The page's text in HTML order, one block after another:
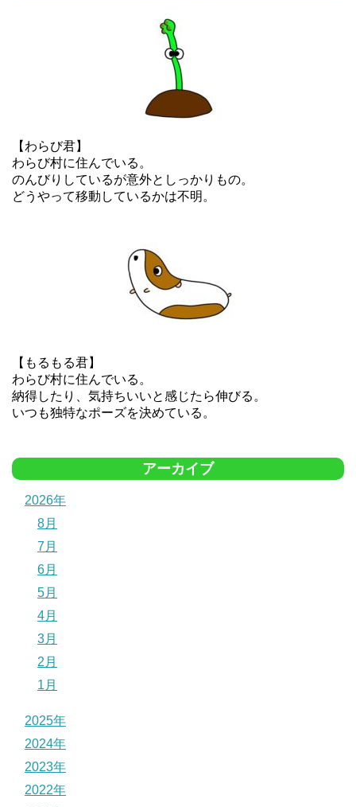
【わらび君】
わらび村に住んでいる。
のんびりしているが意外としっかりもの。
どうやって移動しているかは不明。
【もるもる君】
わらび村に住んでいる。
納得したり、気持ちいいと感じたら伸びる。
いつも独特なポーズを決めている。
アーカイブ
2026年
8月
7月
6月
5月
4月
3月
2月
1月
2025年
2024年
2023年
2022年